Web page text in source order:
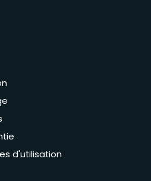
d'utilisation